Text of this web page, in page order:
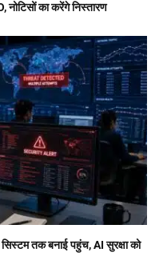
नोटिसों का करेंगे निस्तारण
तक बनाई पहुंच, AI सुरक्षा को